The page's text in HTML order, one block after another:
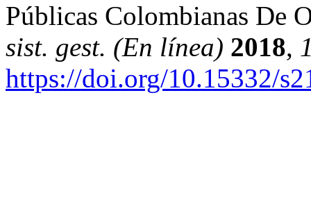
Públicas Colombianas De
sist. gest. (En línea) 2018,
https://doi.org/10.15332/